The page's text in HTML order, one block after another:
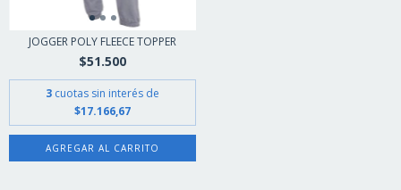
JOGGER POLY FLEECE TOPPER
$51.500
3 cuotas sin interés de
$17.166,67
AGREGAR AL CARRITO